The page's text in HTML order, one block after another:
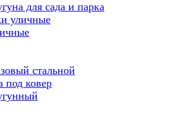
для сада и парка
уличные
стальной
под ковер